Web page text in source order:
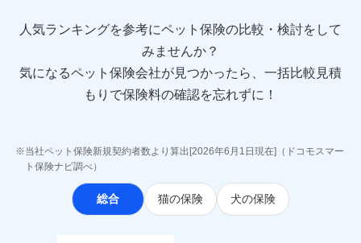
アニコム損害保険株式会社 (https://www.anicom-
東京海上ダイレクト損害保険株式会社
(https://www.e-design.net/)
AIG損害保険株式会社
(https://www.sbisonpo.co.jp/)
ジェイアイ傷害火災保険株式会社
(https://www.jihoken.co.jp/)
ソニー損害保険株式会社
(https://www.sonysonpo.co.jp/)
人気ランキングを参考にペット保険の比較・検討をして
みませんか？
気になるペット保険会社が見つかったら、一括比較見積
もりで保険料の確認を忘れずに！
当社ペット保険新規契約者数より算出[2026年6月1日現在]（ドコモスマー
ト保険ナビ調べ）
総合 猫の保険 犬の保険